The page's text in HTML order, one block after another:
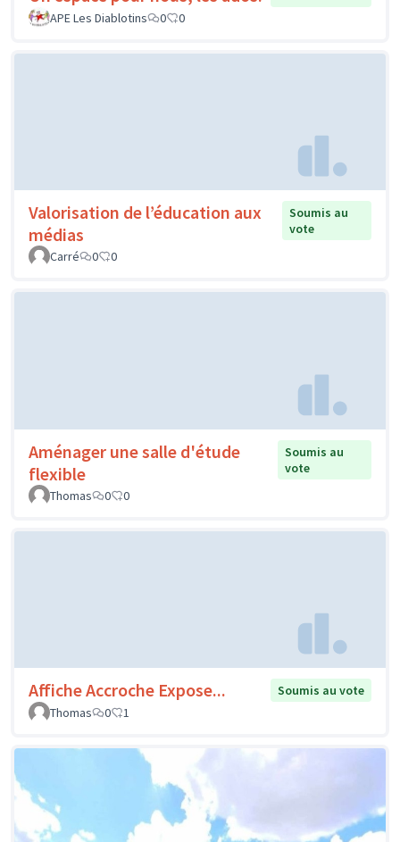
APE Les Diablotins
0 0
Valorisation de l’éducation aux
médias
Soumis au
vote
Carré
0 0
Aménager une salle d'étude
flexible
Soumis au
vote
Thomas
0 0
Affiche Accroche Expose...
Soumis au vote
Thomas
0 1